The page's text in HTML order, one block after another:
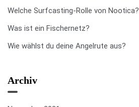
Welche Surfcasting-Rolle von Nootica?
Was ist ein Fischernetz?
Wie wählst du deine Angelrute aus?
Archiv